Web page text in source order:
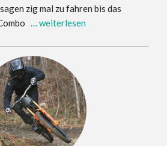
zig mal zu fahren bis das
… weiterlesen